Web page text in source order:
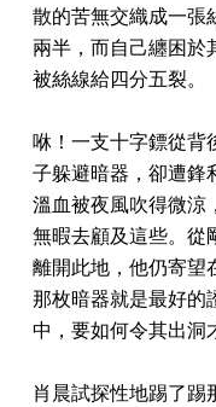
散的苦無交織成一張
兩半，而自己纏困於
被絲線給四分五裂。
咻！一支十字鏢從背
子躲避暗器，卻遭鋒
溫血被夜風吹得微涼
無暇去顧及這些。從
離開此地，他仍寄望
那枚暗器就是最好的
中，要如何令其出洞
肖晨試探性地踢了踢